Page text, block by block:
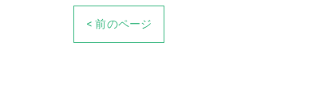
< 前のページ